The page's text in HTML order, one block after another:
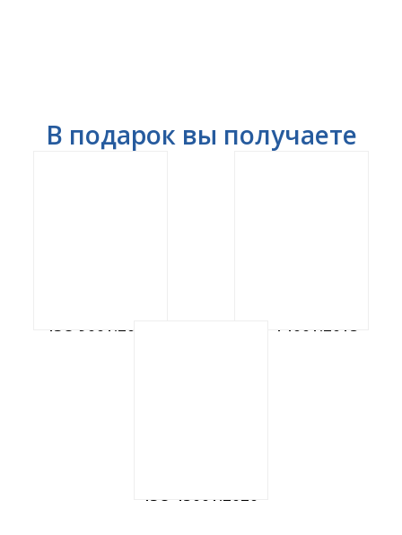
В подарок вы получаете
ISO 9001:2015 ISO 14001:2015
ISO 45001:2020